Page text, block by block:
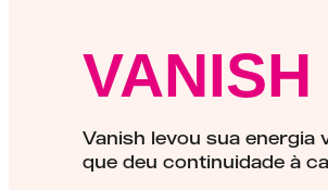
Vanish levou sua energia
que deu continuidade à